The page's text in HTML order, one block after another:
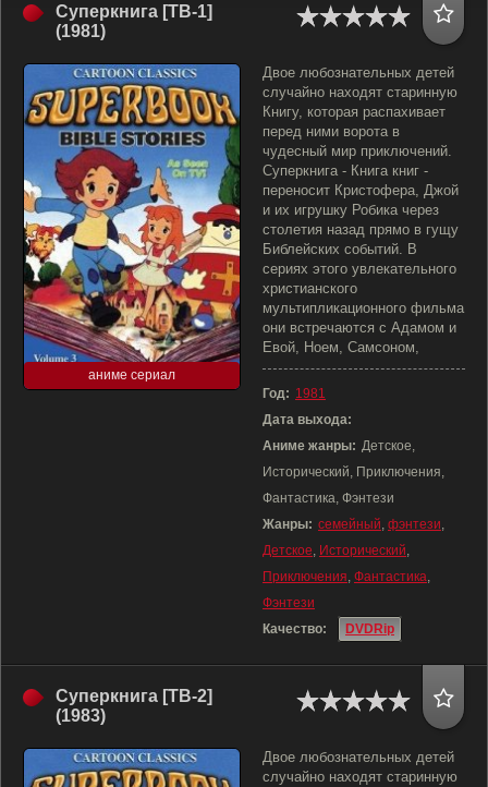
Суперкнига [ТВ-1]
(1981)
аниме сериал
Двое любознательных детей
случайно находят старинную
Книгу, которая распахивает
перед ними ворота в
чудесный мир приключений.
Суперкнига - Книга книг -
переносит Кристофера, Джой
и их игрушку Робика через
столетия назад прямо в гущу
Библейских событий. В
сериях этого увлекательного
христианского
мультипликационного фильма
они встречаются с Адамом и
Евой, Ноем, Самсоном,
Год: 1981
Дата выхода:
Аниме жанры: Детское,
Исторический, Приключения,
Фантастика, Фэнтези
Жанры: семейный, фэнтези,
Детское, Исторический,
Приключения, Фантастика,
Фэнтези
Качество:
DVDRip
Суперкнига [ТВ-2]
(1983)
Двое любознательных детей
случайно находят старинную